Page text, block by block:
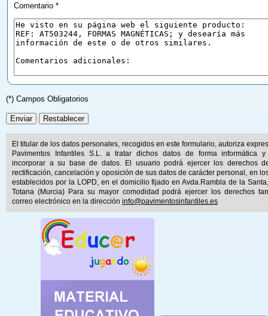
Comentario *
(*) Campos Obligatorios
El titular de los datos personales, recogidos en este formulario, autoriza
Pavimentos Infantiles S.L. a tratar dichos datos de forma informática y
incorporar a su base de datos. El usuario podrá ejercer los derechos
rectificación, cancelación y oposición de sus datos de carácter personal, en
establecidos por la LOPD, en el domicilio fijado en Avda.Rambla de la
Totana (Murcia) Para su mayor comodidad podrá ejercer los derechos
correo electrónico en la dirección info@pavimentosinfantiles.es